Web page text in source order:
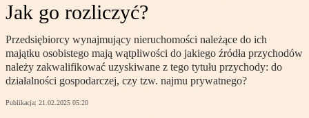
Jak go rozliczyć?
Przedsiębiorcy wynajmujący nieruchomości należące do ich
majątku osobistego mają wątpliwości do jakiego źródła przychodów
należy zakwalifikować uzyskiwane z tego tytułu przychody: do
działalności gospodarczej, czy tzw. najmu prywatnego?
Publikacja: 21.02.2025 05:20